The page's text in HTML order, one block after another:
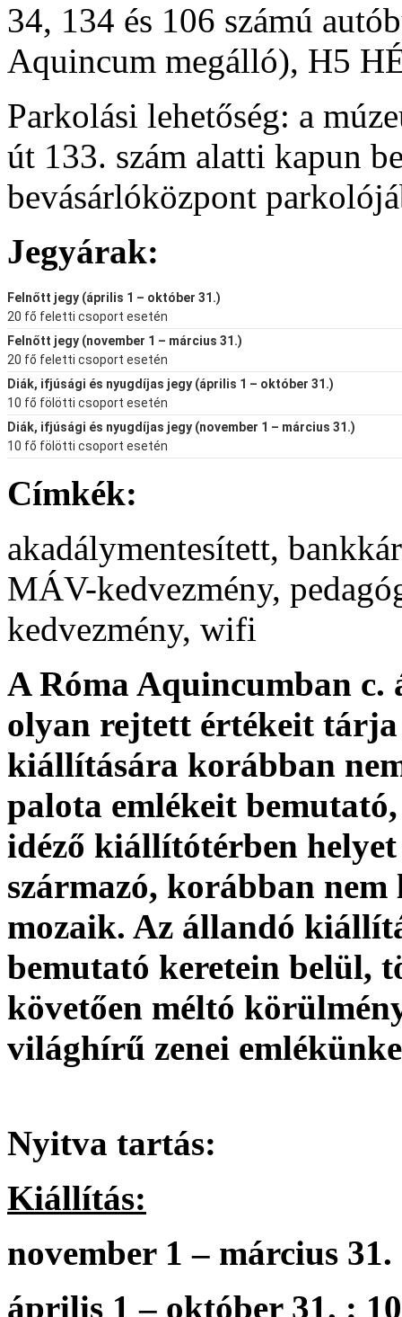
34, 134 és 106 számú
Aquincum megálló), H5
Parkolási lehetőség: a
út 133. szám alatti kapun
bevásárlóközpont
Jegyárak:
Felnőtt jegy (április 1 – október 31.)
20 fő feletti csoport esetén
Felnőtt jegy (november 1 – március 31.)
20 fő feletti csoport esetén
Diák, ifjúsági és nyugdíjas jegy (április 1 – október 31.)
10 fő fölötti csoport esetén
Diák, ifjúsági és nyugdíjas jegy (november 1 – március 31.)
10 fő fölötti csoport esetén
Címkék:
akadálymentesített,
MÁV-kedvezmény,
kedvezmény, wifi
A Róma Aquincumban
olyan rejtett értékeit tárja
kiállítására korábban
palota emlékeit
idéző kiállítótérben
származó, korábban
mozaik. Az állandó
bemutató keretein belül,
követően méltó
világhírű zenei
Nyitva tartás:
Kiállítás:
november 1 – március
április 1 – október 31. :